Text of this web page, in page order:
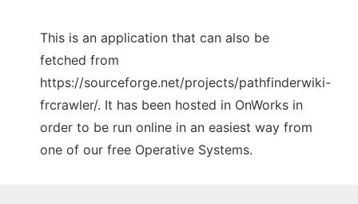
This is an application that can also be
fetched from
https://sourceforge.net/projects/pathfinderwiki-
frcrawler/. It has been hosted in OnWorks in
order to be run online in an easiest way from
one of our free Operative Systems.